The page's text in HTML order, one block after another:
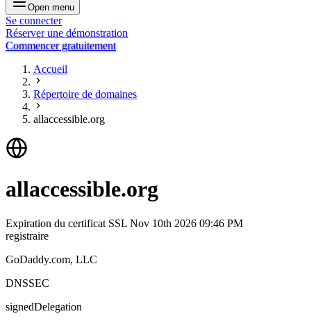
Open menu
Se connecter
Réserver une démonstration
Commencer gratuitement
Accueil
Répertoire de domaines
allaccessible.org
allaccessible.org
Expiration du certificat SSL Nov 10th 2026 09:46 PM
registraire
GoDaddy.com, LLC
DNSSEC
signedDelegation